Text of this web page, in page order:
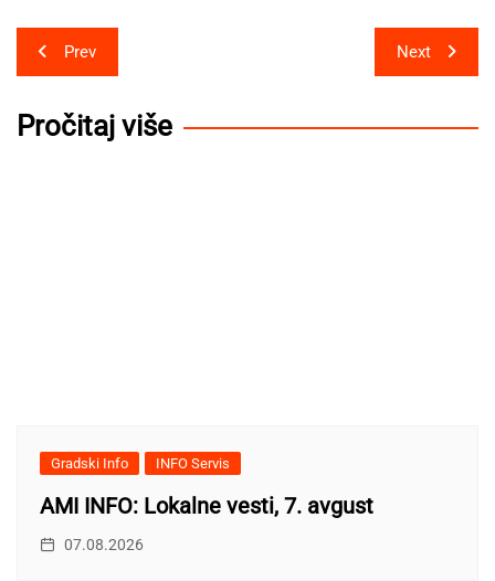
Post
navigation
Prev Next
Pročitaj više
Gradski Info INFO Servis
AMI INFO: Lokalne vesti, 7. avgust
07.08.2026